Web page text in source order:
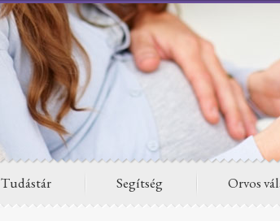
Tudástár Segítség Orvos